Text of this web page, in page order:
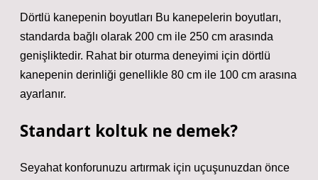
Dörtlü kanepenin boyutları Bu kanepelerin boyutları,
standarda bağlı olarak 200 cm ile 250 cm arasında
genişliktedir. Rahat bir oturma deneyimi için dörtlü
kanepenin derinliği genellikle 80 cm ile 100 cm arasına
ayarlanır.
Standart koltuk ne demek?
Seyahat konforunuzu artırmak için uçuşunuzdan önce